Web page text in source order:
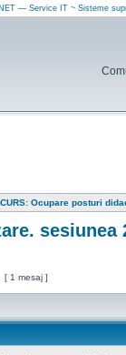
— Service IT ~ Sisteme
Ocupare posturi
sesiunea
[ 1 mesaj ]